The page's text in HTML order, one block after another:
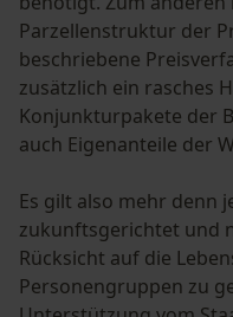
Parzellenstruktur der
beschriebene
zusätzlich ein rasches
Konjunkturpakete der
auch Eigenanteile der
Es gilt also mehr denn
zukunftsgerichtet und
Rücksicht auf die
Personengruppen zu
Statistik
Fact-